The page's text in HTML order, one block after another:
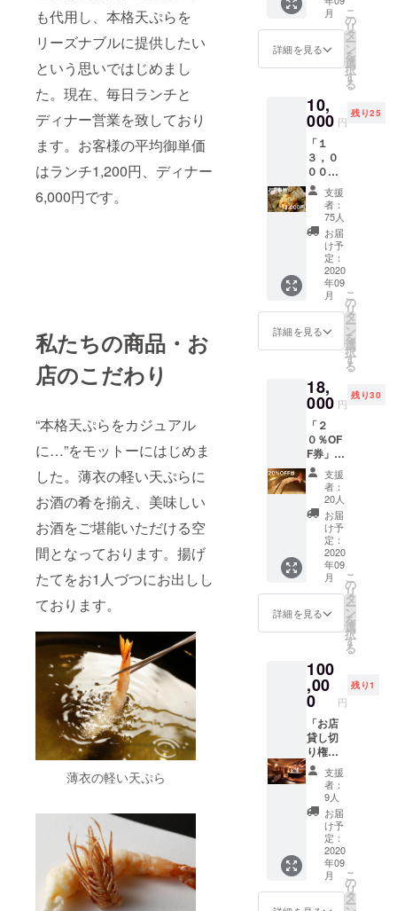
も代用し、本格天ぷらを
リーズナブルに提供したい
という思いではじめまし
た。現在、毎日ランチと
ディナー営業を致しており
ます。お客様の平均御単価
はランチ1,200円、ディナー
6,000円です。
私たちの商品・お
店のこだわり
“本格天ぷらをカジュアル
に…”をモットーにはじめま
した。薄衣の軽い天ぷらに
お酒の肴を揃え、美味しい
お酒をご堪能いただける空
間となっております。揚げ
たてをお1人づつにお出しし
ております。
薄衣の軽い天ぷら
限：
2020年
9月〜
2021年
円／１
回。他
の方へ
の譲渡
や貸し
ご遠慮
くださ
い。 有
効期
限：
2020年
9月〜
2021年
2月末
月
詳細を見る
こ
の
リ
タ
ー
ン
を
選
択
す
る
10,
000 円
残り25
「１
３，０
００円
券」の
提供。
お会計
より引
かせて
いただ
きま
す。 お
つりは
お返し
できま
せんの
でご了
さいま
せ。 有
効期
限：
2020年
9月〜
2021年
2月末
支援
者：
75人
お届
け予
定：
2020
年09
月
詳細を見る
こ
の
リ
タ
ー
ン
を
選
択
す
る
18,
000 円
残り30
「２
０％OF
F券」の
提供。
何度で
もご利
用可能
です。
割引き
上限金
額8,000
円／１
回。他
の方へ
の譲渡
や貸し
ご遠慮
くださ
い。 有
効期
限：
2020年
9月〜
2021年
2月末
支援
者：
20人
お届
け予
定：
2020
年09
月
詳細を見る
こ
の
リ
タ
ー
ン
を
選
択
す
る
100
,00
0 円
残り1
「お店
貸し切
り権」
の提
供。お
料理と
飲み放
題がつ
いてお
りま
す。お
料理は
おおよ
そ１０
支援
者：
9人
お届
け予
定：
2020
年09
月
こ
の
リ
タ
ー